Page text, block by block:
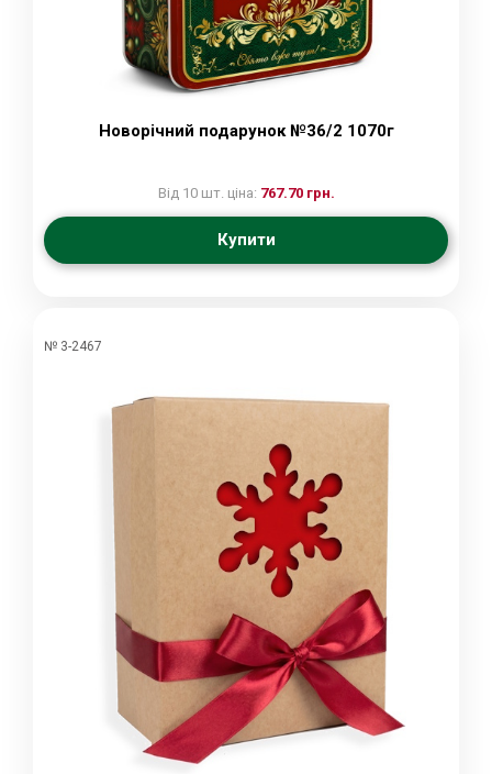
Новорічний подарунок №36/2 1070г
Від 10 шт. ціна: 767.70 грн.
Купити
№ 3-2467